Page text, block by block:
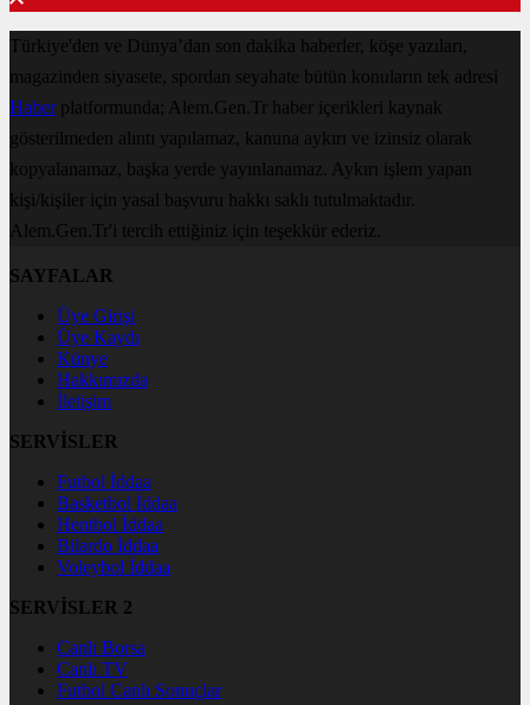
Türkiye'den ve Dünya’dan son dakika haberler, köşe yazıları,
magazinden siyasete, spordan seyahate bütün konuların tek adresi
Haberplatformunda; Alem.Gen.Tr haber içerikleri kaynak
gösterilmeden alıntı yapılamaz, kanuna aykırı ve izinsiz olarak
kopyalanamaz, başka yerde yayınlanamaz. Aykırı işlem yapan
kişi/kişiler için yasal başvuru hakkı saklı tutulmaktadır.
Alem.Gen.Tr'i tercih ettiğiniz için teşekkür ederiz.
SAYFALAR
Üye Girişi
Üye Kaydı
Künye
Hakkımızda
İletişim
SERVİSLER
Futbol İddaa
Basketbol İddaa
Hentbol İddaa
Bilardo İddaa
Voleybol İddaa
SERVİSLER 2
Canlı Borsa
Canlı TV
Futbol Canlı Sonuçlar